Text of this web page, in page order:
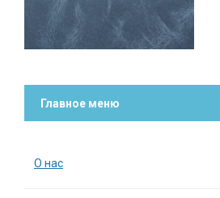
Главное меню
О нас